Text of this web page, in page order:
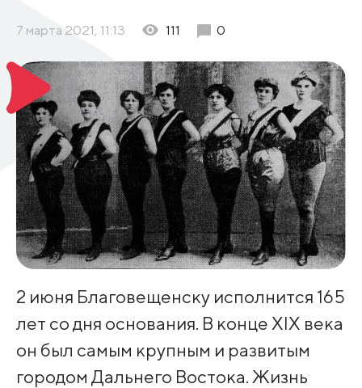
7 марта 2021, 11:13 111 0
2 июня Благовещенску исполнится 165
лет со дня основания. В конце XIX века
он был самым крупным и развитым
городом Дальнего Востока. Жизнь